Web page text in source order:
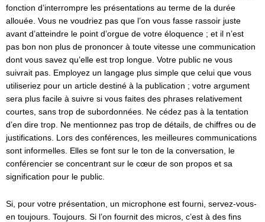
fonction d’interrompre les présentations au terme de la durée
allouée. Vous ne voudriez pas que l’on vous fasse rassoir juste
avant d’atteindre le point d’orgue de votre éloquence ; et il n’est
pas bon non plus de prononcer à toute vitesse une communication
dont vous savez qu’elle est trop longue. Votre public ne vous
suivrait pas. Employez un langage plus simple que celui que vous
utiliseriez pour un article destiné à la publication ; votre argument
sera plus facile à suivre si vous faites des phrases relativement
courtes, sans trop de subordonnées. Ne cédez pas à la tentation
d’en dire trop. Ne mentionnez pas trop de détails, de chiffres ou de
justifications. Lors des conférences, les meilleures communications
sont informelles. Elles se font sur le ton de la conversation, le
conférencier se concentrant sur le cœur de son propos et sa
signification pour le public.
Si, pour votre présentation, un microphone est fourni, servez-vous-
en toujours. Toujours. Si l’on fournit des micros, c’est à des fins